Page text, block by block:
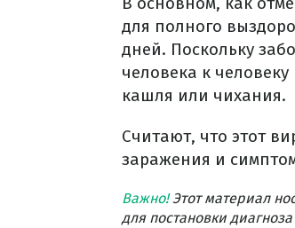
для полного
дней. Поскольку
человека к
кашля или чихания.
Считают, что этот
заражения и
Важно!Этот материал
для постановки